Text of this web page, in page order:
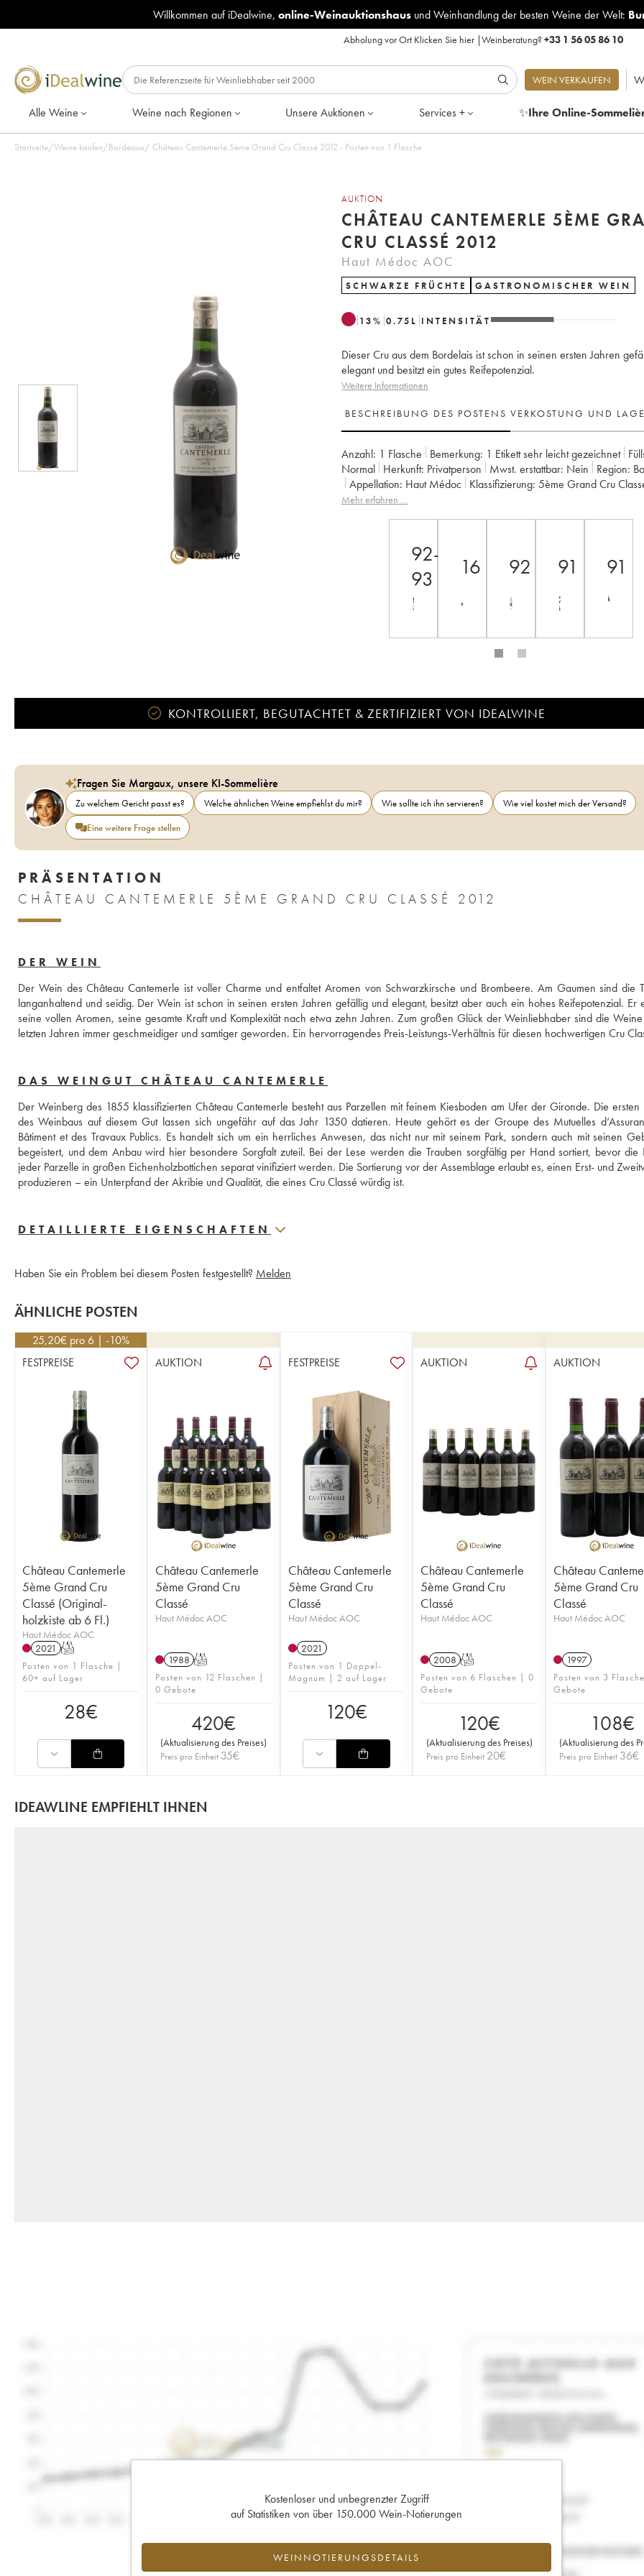
Willkommen auf iDealwine, online-Weinauktionshausund Weinhandlung der besten Weine der Welt:
Abholung vor Ort Klicken Sie hier|Weinberatung?+33 1 56 05 86 10
WEIN VERKAUFEN
Alle Weine Weine nach Regionen Unsere Auktionen Services + ✨Ihre Online-
Startseite/Weine kaufen/Bordeaux/ Château Cantemerle 5ème Grand Cru Classé 2012 - Posten von 1 Flasche
AUKTION
CHÂTEAU CANTEMERLE 5ÈME
CRU CLASSÉ 2012
Haut Médoc AOC
SCHWARZE FRÜCHTE GASTRONOMISCHER WEIN
13% 0.75 L INTENSITÄT
Dieser Cru aus dem Bordelais ist schon in seinen ersten Jahren
elegant und besitzt ein gutes Reifepotenzial.
Weitere Informationen
BESCHREIBUNG DES POSTENS VERKOSTUNG UND
Anzahl: 1 Flasche Bemerkung: 1 Etikett sehr leicht gezeichnet
Normal
Herkunft: privatperson Mwst. erstattbar: nein Region:
Appellation:
Haut Médoc Klassifizierung:
5ème Grand Cru
Eigentümer:
Mehr erfahren …
92-
93
16 92 91 91
KONTROLLIERT, BEGUTACHTET & ZERTIFIZIERT VON IDEALWINE
Fragen Sie Margaux, unsere KI-Sommelière
Zu welchem Gericht passt es? Welche ähnlichen Weine empfiehlst du mir? Wie sollte ich ihn servieren?
Wie viel kostet mich der Versand?
Eine weitere Frage stellen
PRÄSENTATION
CHÂTEAU CANTEMERLE 5ÈME GRAND CRU CLASSÉ 2012
DER WEIN
Der Wein des Château Cantemerle ist voller Charme und entfaltet Aromen von Schwarzkirsche und Brombeere. Am Gaumen sind die
langanhaltend und seidig. Der Wein ist schon in seinen ersten Jahren gefällig und elegant, besitzt aber auch ein hohes Reifepotenzial. Er
seine vollen Aromen, seine gesamte Kraft und Komplexität nach etwa zehn Jahren. Zum großen Glück der Weinliebhaber sind die
letzten Jahren immer geschmeidiger und samtiger geworden. Ein hervorragendes Preis-Leistungs-Verhältnis für diesen hochwertigen Cru
DAS WEINGUT CHÂTEAU CANTEMERLE
Der Weinberg des 1855 klassifizierten Château Cantemerle besteht aus Parzellen mit feinem Kiesboden am Ufer der Gironde. Die ersten
des Weinbaus auf diesem Gut lassen sich ungefähr auf das Jahr 1350 datieren. Heute gehört es der Groupe des Mutuelles
Bâtiment et des Travaux Publics. Es handelt sich um ein herrliches Anwesen, das nicht nur mit seinem Park, sondern auch mit seinen
begeistert, und dem Anbau wird hier besondere Sorgfalt zuteil. Bei der Lese werden die Trauben sorgfältig per Hand sortiert, bevor die
jeder Parzelle in großen Eichenholzbottichen separat vinifiziert werden. Die Sortierung vor der Assemblage erlaubt es, einen Erst- und
produzieren – ein Unterpfand der Akribie und Qualität, die eines Cru Classé würdig ist.
DETAILLIERTE EIGENSCHAFTEN
Haben Sie ein Problem bei diesem Posten festgestellt? Melden
ÄHNLICHE POSTEN
25,20€ pro 6 | -10%
FESTPREISE
Château Cantemerle
5ème Grand Cru
Classé (Original-
holzkiste ab 6 Fl.)
Haut Médoc AOC
2021 T
Posten von 1 Flasche |
60+ auf Lager
28€
AUKTION
Château Cantemerle
5ème Grand Cru
Classé
Haut Médoc AOC
1988 T
Posten von 12 Flaschen |
0 Gebote
420€
(Aktualisierung des Preises)
Preis pro Einheit 35€
FESTPREISE
Château Cantemerle
5ème Grand Cru
Classé
Haut Médoc AOC
2021
Posten von 1 Doppel-
Magnum | 2 auf Lager
120€
AUKTION
Château Cantemerle
5ème Grand Cru
Classé
Haut Médoc AOC
2008 T
Posten von 6 Flaschen | 0
Gebote
120€
(Aktualisierung des Preises)
Preis pro Einheit 20€
AUKTION
Château
5ème Grand Cru
Classé
Haut Médoc AOC
1997
Posten von 3
Gebote
108€
(Aktualisierung des
Preis pro Einheit 36€
IDEAWLINE EMPFIEHLT IHNEN
Kostenloser und unbegrenzter Zugriff
auf Statistiken von über 150.000 Wein-Notierungen
WEINNOTIERUNGSDETAILS